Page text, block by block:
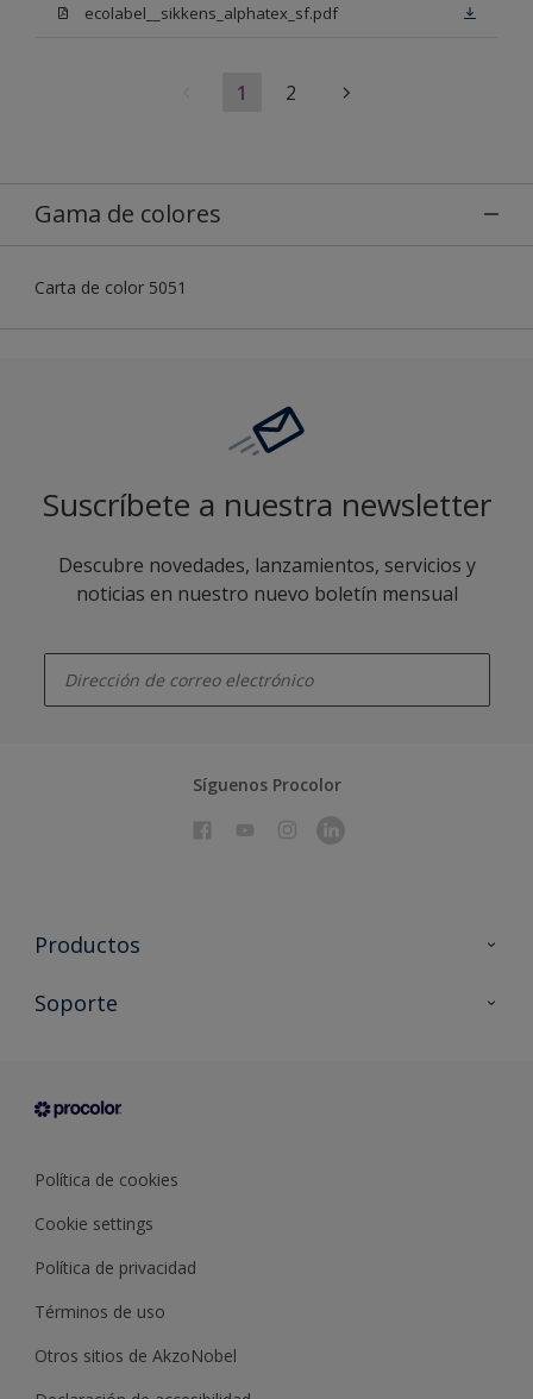
ecolabel__sikkens_alphatex_sf.pdf
1 2
Gama de colores
Carta de color 5051
Suscríbete a nuestra newsletter
Descubre novedades, lanzamientos, servicios y
noticias en nuestro nuevo boletín mensual
Síguenos Procolor
Productos
Todos los productos
Condiciones generales de venta
Soporte
Sobre Procolor
Política de cookies
Cookie settings
Política de privacidad
Términos de uso
Otros sitios de AkzoNobel